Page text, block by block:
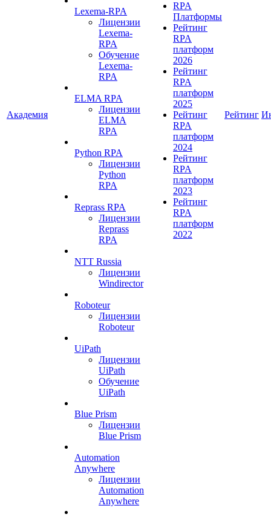
Академия
Lexema-RPA
Лицензии
Lexema-
RPA
Обучение
Lexema-
RPA
ELMA RPA
Лицензии
ELMA
RPA
Python RPA
Лицензии
Python
RPA
Reprass RPA
Лицензии
Reprass
RPA
NTT Russia
Лицензии
Windirector
Roboteur
Лицензии
Roboteur
UiPath
Лицензии
UiPath
Обучение
UiPath
Blue Prism
Лицензии
Blue Prism
Automation
Anywhere
Лицензии
Automation
Anywhere
RPA
Платформы
Рейтинг
RPA
платформ
2026
Рейтинг
RPA
платформ
2025
Рейтинг
RPA
платформ
2024
Рейтинг
RPA
платформ
2023
Рейтинг
RPA
платформ
2022
Рейтинг